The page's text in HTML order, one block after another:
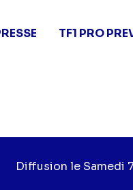
TF1 PRO
Diffusion le Jour
Samedi